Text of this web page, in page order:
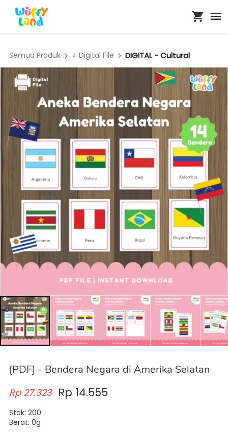
Semua Produk ⭐ Digital File DIGITAL - Cultural
[PDF] - Bendera Negara di Amerika Selatan
Rp 27.323 Rp 14.555
Stok: 200
Berat: 0g